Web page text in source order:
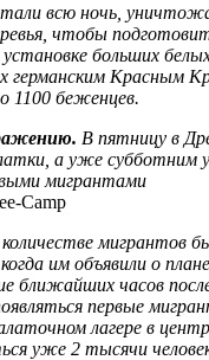
всю ночь,
чтобы
больших
германским Красным
1100 беженцев.
В пятницу в
а уже субботним
мигрантами
мигрантов
им объявили о
ближайших часов
первые
лагере в
уже 2 тысячи